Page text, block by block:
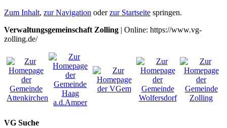
Zum Inhalt, zur Navigation oderzur Startseite springen.
Verwaltungsgemeinschaft Zolling | Online: https://www.vg-
zolling.de/
VG Suche